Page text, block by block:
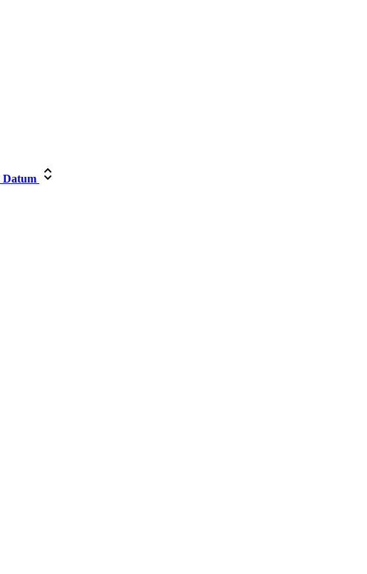
Datum